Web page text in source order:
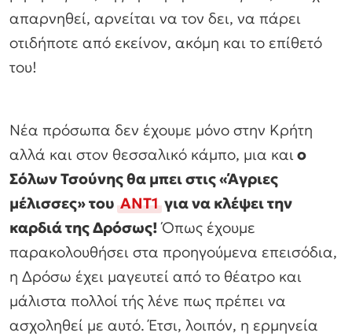
απαρνηθεί, αρνείται να τον δει, να πάρει
οτιδήποτε από εκείνον, ακόμη και το επίθετό
του!
Νέα πρόσωπα δεν έχουμε μόνο στην Κρήτη
αλλά και στον θεσσαλικό κάμπο, μια καιο
Σόλων Τσούνης θα μπει στις «Άγριες
μέλισσες» τουΑΝΤ1για να κλέψει την
καρδιά της Δρόσως!Όπως έχουμε
παρακολουθήσει στα προηγούμενα επεισόδια,
η Δρόσω έχει μαγευτεί από το θέατρο και
μάλιστα πολλοί τής λένε πως πρέπει να
ασχοληθεί με αυτό. Έτσι, λοιπόν, η ερμηνεία